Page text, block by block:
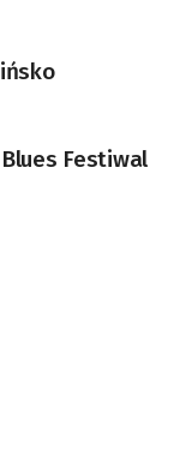
Festiwal